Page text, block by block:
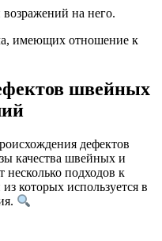
на него.
имеющих отношение к
швейных
дефектов
качества швейных и
подходов к
которых используется в